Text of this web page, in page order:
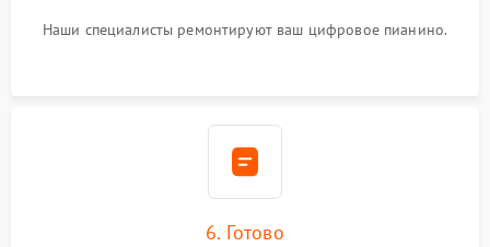
Наши специалисты ремонтируют ваш цифровое пианино.
6. Готово